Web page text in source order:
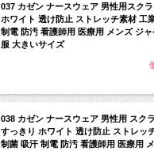
037 カゼン ナースウェア 男性用スク
ホワイト 透け防止 ストレッチ素材 工
制電 防汚 看護師用 医療用 メンズ ジ
服 大きいサイズ
038 カゼン ナースウェア 男性用 スク
すっきり ホワイト 透け防止 ストレッ
制菌 吸汗 制電 防汚 看護師用 医療用